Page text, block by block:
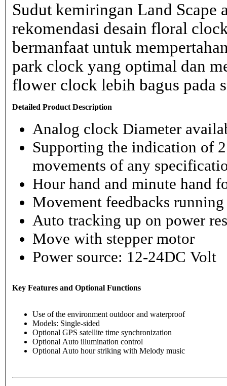
Sudut kemiringan Land Scape
rekomendasi desain floral
bermanfaat untuk
park clock yang optimal dan
flower clock lebih bagus pada
Detailed Product Description
Analog clock Diameter
Supporting the indication of
movements of any
Hour hand and minute hand
Movement feedbacks
Auto tracking up on power
Move with stepper motor
Power source: 12-24DC Volt
Key Features and Optional Functions
Use of the environment outdoor and waterproof
Models: Single-sided
Optional GPS satellite time synchronization
Optional Auto illumination control
Optional Auto hour striking with Melody music